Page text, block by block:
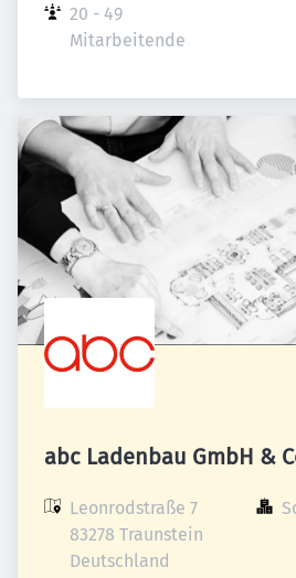
20 - 49
Mitarbeitende
abc Ladenbau GmbH &
Leonrodstraße 7
83278 Traunstein
Deutschland